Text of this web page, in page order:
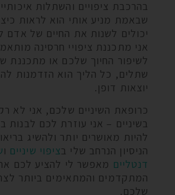
בהרכבת ציפויים והשתלות
שבאמת מניע אותי הוא לראות
יכולים לשנות את החיים של אדם
אני מתכננת ציפויי חרסינה
לשיפור החיוך שלכם או מתכננת
שתלים, כל הליך הוא הזדמנות
יוצאות דופן.
כרופאת השיניים שלכם, אני לא
בשיניים – אני עוזרת לכם לבנות
להיות מאושרים יותר ולהשיג
הניסיון הנרחב שלי ב ציפוי שינייםו
דנטלייםמאפשר לי להציע לכם את
המתקדמים והמתאימים ביותר
שלכם.